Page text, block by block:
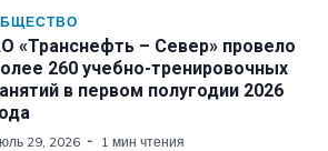
«Транснефть – Север» провело
260 учебно-тренировочных
в первом полугодии 2026
29, 2026 1 мин чтения